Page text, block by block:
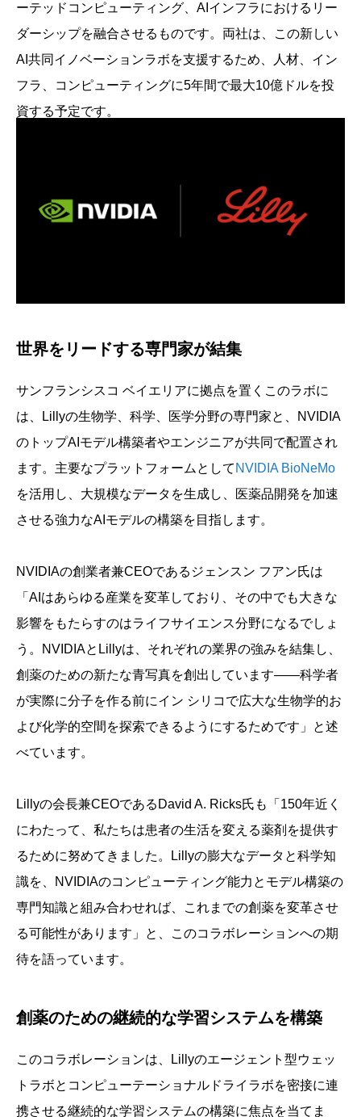
ーテッドコンピューティング、AIインフラにおけるリー
ダーシップを融合させるものです。両社は、この新しい
AI共同イノベーションラボを支援するため、人材、イン
フラ、コンピューティングに5年間で最大10億ドルを投
資する予定です。
世界をリードする専門家が結集
サンフランシスコ ベイエリアに拠点を置くこのラボに
は、Lillyの生物学、科学、医学分野の専門家と、NVIDIA
のトップAIモデル構築者やエンジニアが共同で配置され
ます。主要なプラットフォームとして NVIDIA BioNeMo
を活用し、大規模なデータを生成し、医薬品開発を加速
させる強力なAIモデルの構築を目指します。
NVIDIAの創業者兼CEOであるジェンスン フアン氏は
「AIはあらゆる産業を変革しており、その中でも大きな
影響をもたらすのはライフサイエンス分野になるでしょ
う。NVIDIAとLillyは、それぞれの業界の強みを結集し、
創薬のための新たな青写真を創出しています——科学者
が実際に分子を作る前にイン シリコで広大な生物学的お
よび化学的空間を探索できるようにするためです」と述
べています。
Lillyの会長兼CEOであるDavid A. Ricks氏も「150年近く
にわたって、私たちは患者の生活を変える薬剤を提供す
るために努めてきました。Lillyの膨大なデータと科学知
識を、NVIDIAのコンピューティング能力とモデル構築の
専門知識と組み合わせれば、これまでの創薬を変革させ
る可能性があります」と、このコラボレーションへの期
待を語っています。
創薬のための継続的な学習システムを構築
このコラボレーションは、Lillyのエージェント型ウェッ
トラボとコンピューテーショナルドライラボを密接に連
携させる継続的な学習システムの構築に焦点を当てま